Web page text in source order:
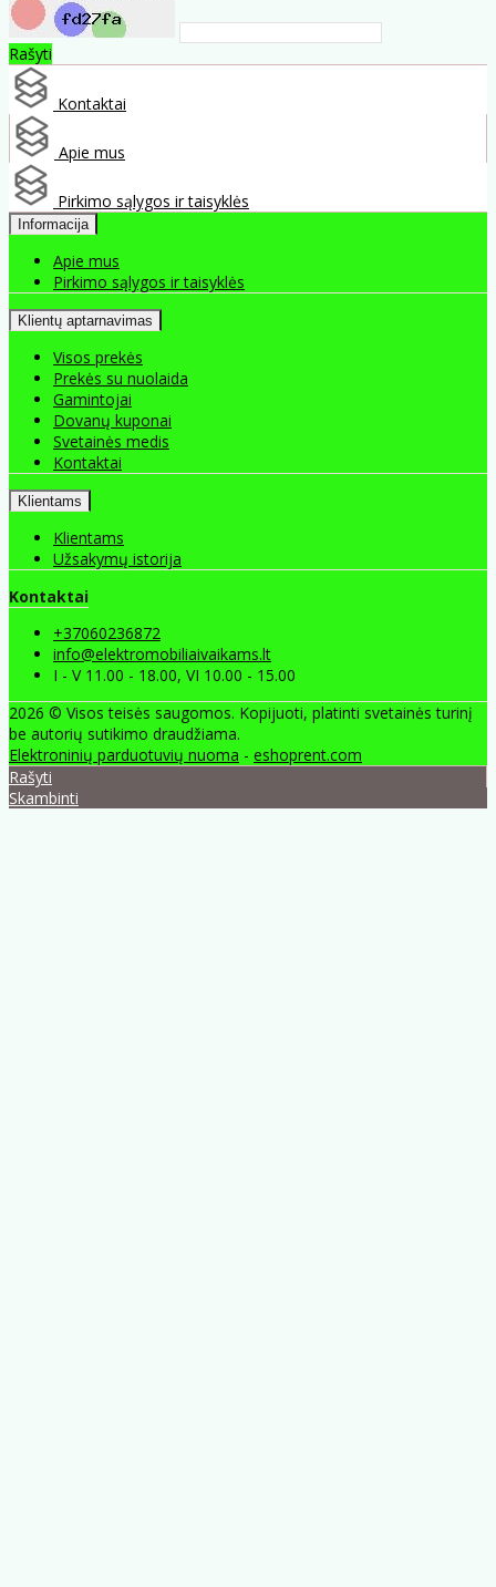
Rašyti
Kontaktai
Apie mus
Pirkimo sąlygos ir taisyklės
Informacija
Apie mus
Pirkimo sąlygos ir taisyklės
Klientų aptarnavimas
Visos prekės
Prekės su nuolaida
Gamintojai
Dovanų kuponai
Svetainės medis
Kontaktai
Klientams
Klientams
Užsakymų istorija
Kontaktai
+37060236872
info@elektromobiliaivaikams.lt
I - V 11.00 - 18.00, VI 10.00 - 15.00
2026 © Visos teisės saugomos. Kopijuoti, platinti svetainės turinį
be autorių sutikimo draudžiama.
Elektroninių parduotuvių nuoma - eshoprent.com
Rašyti
Skambinti